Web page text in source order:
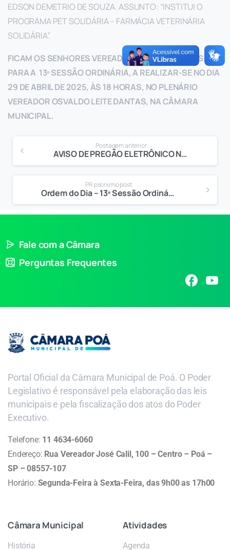
EDSON DEMETRIO DE SOUZA. ASSUNTO: “INSTITUI O
PROGRAMA PET SOLIDÁRIA – FARMÁCIA VETERINÁRIA
SOLIDÁRIA”.
FICAM OS SENHORES VEREADORES CONVOCADOS
PARA A 13ª SESSÃO ORDINÁRIA, A REALIZAR-SE NO DIA
29 DE ABRIL DE 2025, ÀS 18 HORAS, NO PLENÁRIO
VEREADOR OSVALDO LEITE DANTAS, NA CÂMARA
MUNICIPAL.
Postagem anterior
AVISO DE PREGÃO ELETRÔNICO Nº 90.020/2024
PR psorximo post
Ordem do Dia – 13ª Sessão Ordinária
Fale com a Câmara
Perguntas Frequentes
Portal Oficial da Câmara Municipal de Poá. O Poder
Legislativo é responsável pela elaboração das leis
municipais e pela fiscalização dos atos do Poder
Executivo.
Telefone: 11 4634-6060
Endereço: Rua Vereador José Calil, 100 – Centro – Poá –
SP – 08557-107
Horário: Segunda-Feira à Sexta-Feira, das 9h00 as 17h00
Câmara Municipal
História
Atividades
Agenda